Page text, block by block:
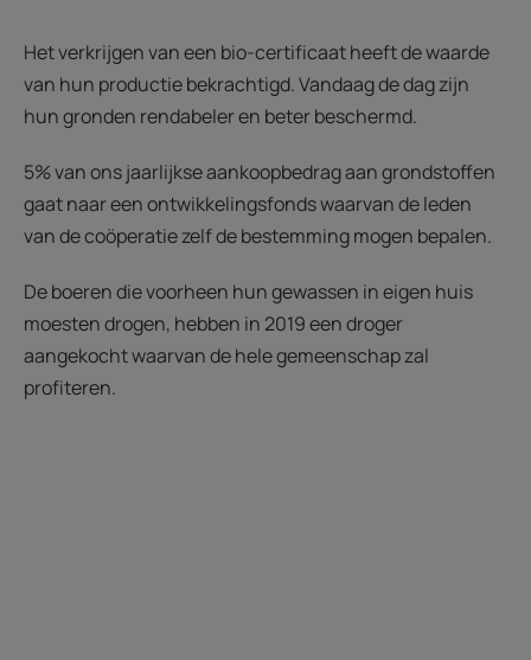
Het verkrijgen van een bio-certificaat heeft de waarde
van hun productie bekrachtigd. Vandaag de dag zijn
hun gronden rendabeler en beter beschermd.
5% van ons jaarlijkse aankoopbedrag aan grondstoffen
gaat naar een ontwikkelingsfonds waarvan de leden
van de coöperatie zelf de bestemming mogen bepalen.
De boeren die voorheen hun gewassen in eigen huis
moesten drogen, hebben in 2019 een droger
aangekocht waarvan de hele gemeenschap zal
profiteren.